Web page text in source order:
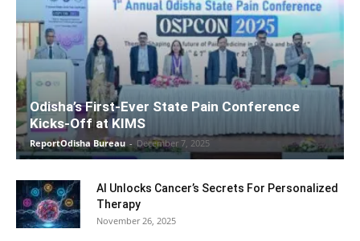
Odisha’s First-Ever State Pain Conference
Kicks-Off at KIMS
ReportOdisha Bureau - December 7, 2025
AI Unlocks Cancer’s Secrets For Personalized
Therapy
November 26, 2025